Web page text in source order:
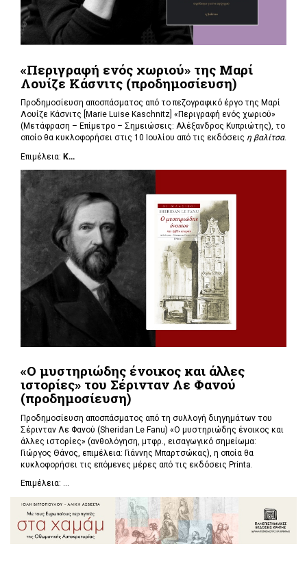
«Περιγραφή ενός χωριού» της Μαρί
Λουίζε Κάσνιτς (προδημοσίευση)
Προδημοσίευση αποσπάσματος από το πεζογραφικό έργο της Μαρί
Λουίζε Κάσνιτς [Marie Luise Kaschnitz] «Περιγραφή ενός χωριού»
(Μετάφραση – Επίμετρο – Σημειώσεις: Αλέξανδρος Κυπριώτης), το
οποίο θα κυκλοφορήσει στις 10 Ιουλίου από τις εκδόσεις η βαλίτσα.
Επιμέλεια: Κ...
«Ο μυστηριώδης ένοικος και άλλες
ιστορίες» του Σέρινταν Λε Φανού
(προδημοσίευση)
Προδημοσίευση αποσπάσματος από τη συλλογή διηγημάτων του
Σέρινταν Λε Φανού (Sheridan Le Fanu) «Ο μυστηριώδης ένοικος και
άλλες ιστορίες» (ανθολόγηση, μτφρ., εισαγωγικό σημείωμα:
Γιώργος Θάνος, επιμέλεια: Γιάννης Μπαρτσώκας), η οποία θα
κυκλοφορήσει τις επόμενες μέρες από τις εκδόσεις Printa.
Επιμέλεια: ...